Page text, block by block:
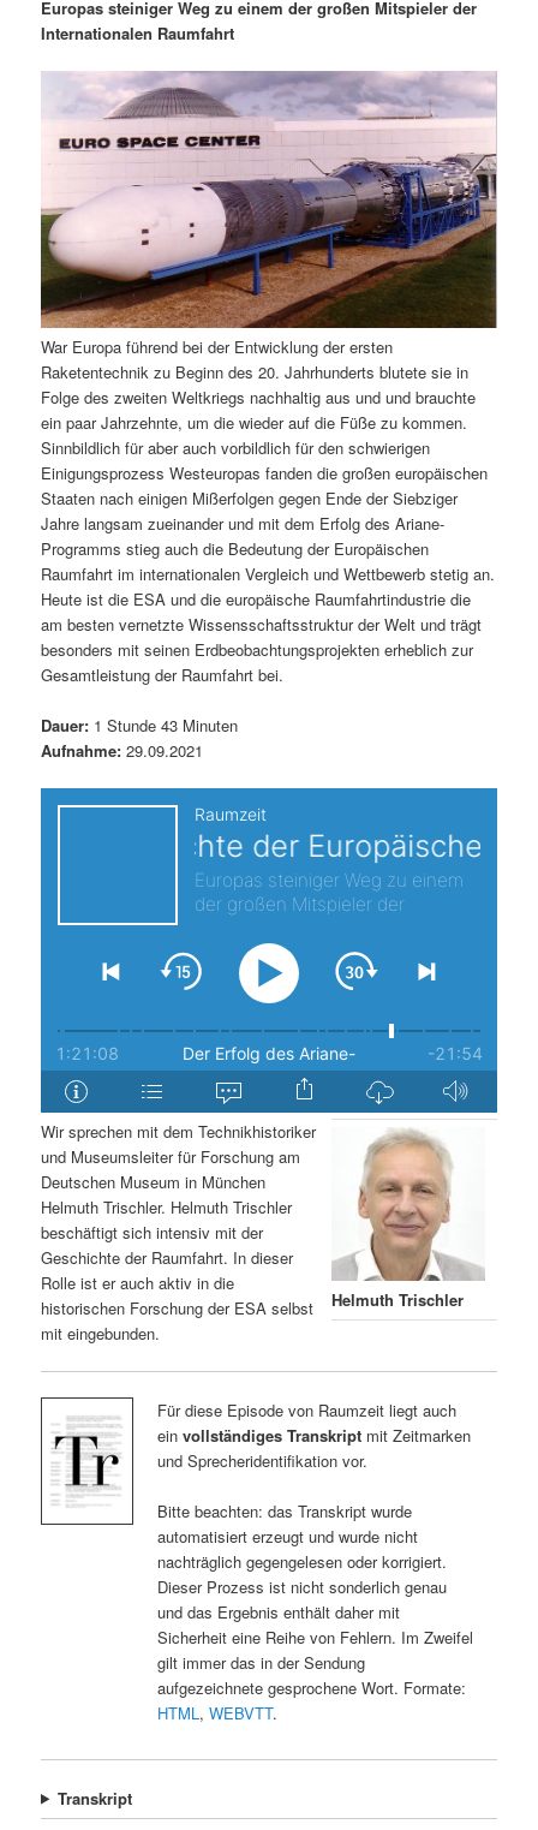
e
n
I
n
h
a
l
t
s
p
r
i
n
ä
r
e
n
I
n
h
a
l
t
s
p
g
n
n
a
o
n
Europas steiniger Weg zu einem der großen Mitspieler der
Internationalen Raumfahrt
War Europa führend bei der Entwicklung der ersten
Raketentechnik zu Beginn des 20. Jahrhunderts blutete sie in
Folge des zweiten Weltkriegs nachhaltig aus und und brauchte
ein paar Jahrzehnte, um die wieder auf die Füße zu kommen.
Sinnbildlich für aber auch vorbildlich für den schwierigen
Einigungsprozess Westeuropas fanden die großen europäischen
Staaten nach einigen Mißerfolgen gegen Ende der Siebziger
Jahre langsam zueinander und mit dem Erfolg des Ariane-
Programms stieg auch die Bedeutung der Europäischen
Raumfahrt im internationalen Vergleich und Wettbewerb stetig an.
Heute ist die ESA und die europäische Raumfahrtindustrie die
am besten vernetzte Wissensschaftsstruktur der Welt und trägt
besonders mit seinen Erdbeobachtungsprojekten erheblich zur
Gesamtleistung der Raumfahrt bei.
Dauer: 1 Stunde 43 Minuten
Aufnahme: 29.09.2021
Helmuth Trischler
Wir sprechen mit dem Technikhistoriker
und Museumsleiter für Forschung am
Deutschen Museum in München
Helmuth Trischler. Helmuth Trischler
beschäftigt sich intensiv mit der
Geschichte der Raumfahrt. In dieser
Rolle ist er auch aktiv in die
historischen Forschung der ESA selbst
mit eingebunden.
Für diese Episode von Raumzeit liegt auch
ein vollständiges Transkriptmit Zeitmarken
und Sprecheridentifikation vor.
Bitte beachten: das Transkript wurde
automatisiert erzeugt und wurde nicht
nachträglich gegengelesen oder korrigiert.
Dieser Prozess ist nicht sonderlich genau
und das Ergebnis enthält daher mit
Sicherheit eine Reihe von Fehlern. Im Zweifel
gilt immer das in der Sendung
aufgezeichnete gesprochene Wort. Formate:
HTML, WEBVTT.
Transkript